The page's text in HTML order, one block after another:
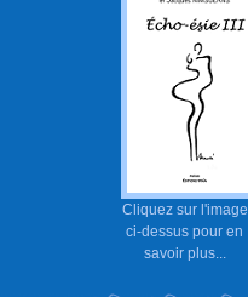
Cliquez sur l'image
ci-dessus pour en
savoir plus...